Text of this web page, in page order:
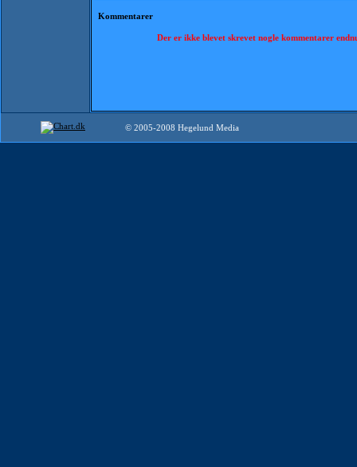
Kommentarer
Der er ikke blevet skrevet nogle kommentarer
© 2005-2008 Hegelund Media